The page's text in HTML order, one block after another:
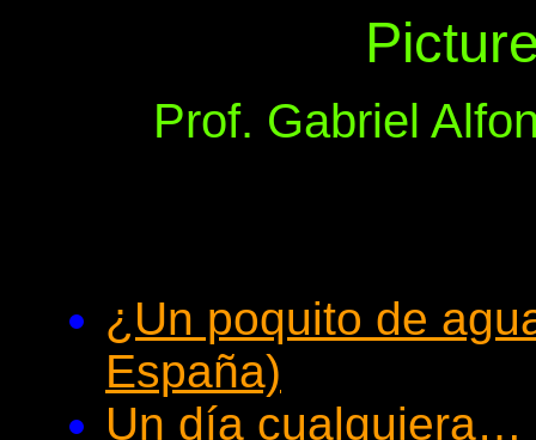
Prof. Gabriel
¿Un poquito de
España)
Un día cualquiera…